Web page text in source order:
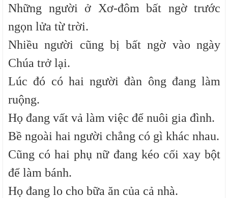
Những người ở Xơ-đôm bất ngờ trước
ngọn lửa từ trời.
Nhiều người cũng bị bất ngờ vào ngày
Chúa trở lại.
Lúc đó có hai người đàn ông đang làm
ruộng.
Họ đang vất vả làm việc để nuôi gia đình.
Bề ngoài hai người chẳng có gì khác nhau.
Cũng có hai phụ nữ đang kéo cối xay bột
để làm bánh.
Họ đang lo cho bữa ăn của cả nhà.